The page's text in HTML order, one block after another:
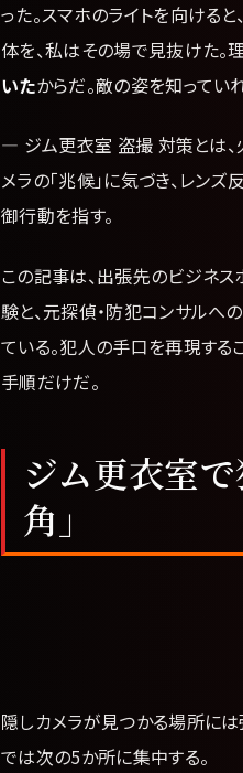
った。スマホのライトを向ける
体を、私はその場で見抜けた。
いたからだ。敵の姿を知ってい
— ジム更衣室 盗撮 対策とは、
メラの「兆候」に気づき、レン
御行動を指す。
この記事は、出張先のビジネ
験と、元探偵・防犯コンサルへ
ている。犯人の手口を再現する
手順だけだ。
ジム更衣室
角」
隠しカメラが見つかる場所に
では次の5か所に集中する。